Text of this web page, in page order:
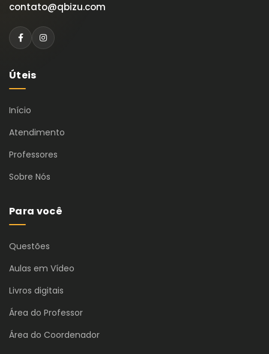
contato@qbizu.com
Úteis
Início
Atendimento
Professores
Sobre Nós
Para você
Questões
Aulas em Vídeo
Livros digitais
Área do Professor
Área do Coordenador